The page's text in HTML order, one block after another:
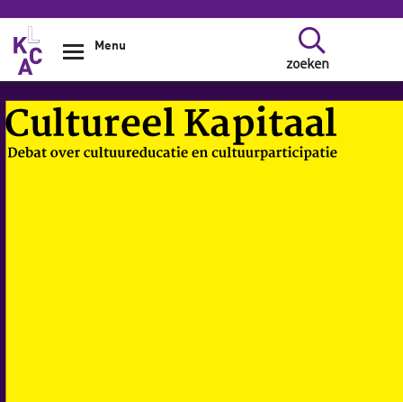
Overslaan en naar de inhoud gaan
zoeken
Menu